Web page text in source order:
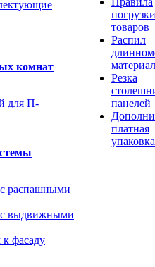
комнат
для П-
с распашными
с выдвижными
фасаду
погрузки
товаров
Распил
Резка
панелей
платная
упаковка